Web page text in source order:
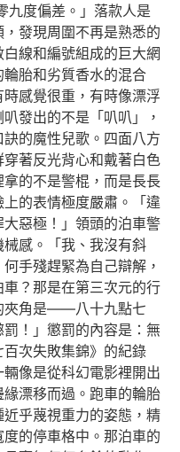
九度偏差。」落款人是
，發現周圍不再是熟悉的
線和編號組成的巨大網
胎和劣質香水的混合
感覺很重，有時像漂浮
發出的不是「叭叭」，
的魔性兒歌。四面八方
著反光背心和戴著白色
的不是警棍，而是長長
的表情極度嚴肅。「違
惡極！」領頭的泊車警
感。「我、我沒有斜
手殘趕緊為自己辯解，
？那是在第三次元的行
夾角是——八十九點七
！」懲罰的內容是：無
次失敗集錦》的紀錄
像是從科幻電影裡開出
漂移而過。跑車的輪胎
乎蔑視重力的姿態，精
的停車格中。那泊車的